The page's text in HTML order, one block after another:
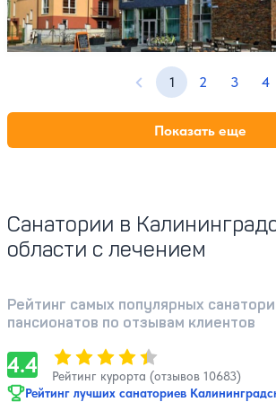
SPA
Предыдущая страница
1 2 3 4
Показать еще
Санатории в
области с лечением
Рейтинг самых популярных
пансионатов по отзывам клиентов
4.4 Оценка, количество звезд:
Рейтинг курорта (отзывов 10683)
Рейтинг лучших санаториев